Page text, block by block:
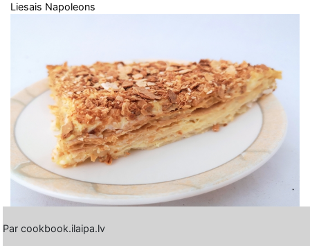
Liesais Napoleons
Par cookbook.ilaipa.lv